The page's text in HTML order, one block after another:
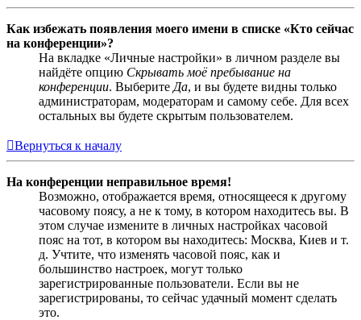
Как избежать появления моего имени в списке «Кто сейчас
на конференции»?
На вкладке «Личные настройки» в личном разделе вы
найдёте опцию Скрывать моё пребывание на
конференции. Выберите Да, и вы будете видны только
администраторам, модераторам и самому себе. Для всех
остальных вы будете скрытым пользователем.
Вернуться к началу
На конференции неправильное время!
Возможно, отображается время, относящееся к другому
часовому поясу, а не к тому, в котором находитесь вы. В
этом случае измените в личных настройках часовой
пояс на тот, в котором вы находитесь: Москва, Киев и т.
д. Учтите, что изменять часовой пояс, как и
большинство настроек, могут только
зарегистрированные пользователи. Если вы не
зарегистрированы, то сейчас удачный момент сделать
это.